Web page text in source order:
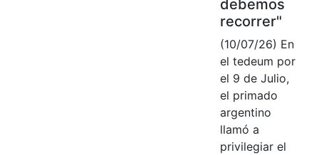
debemos
recorrer"
(10/07/26) En
el tedeum por
el 9 de Julio,
el primado
argentino
llamó a
privilegiar el